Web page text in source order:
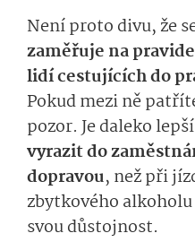
Není proto divu, že
zaměřuje na
lidí cestujících do
Pokud mezi ně
pozor. Je daleko lepší
vyrazit do
dopravou, než při
zbytkového
svou důstojnost.